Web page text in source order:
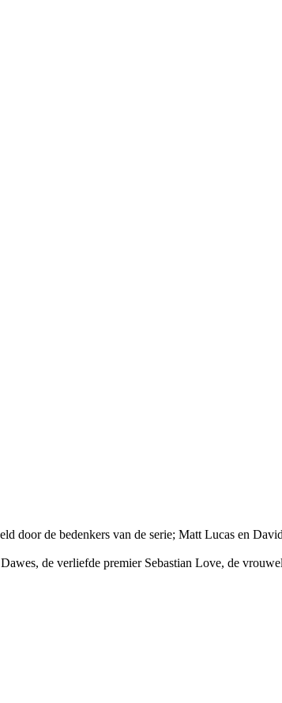
door de bedenkers van de serie; Matt Lucas en
de verliefde premier Sebastian Love, de